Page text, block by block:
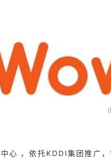
(
心 ，依托KDDI集团推广